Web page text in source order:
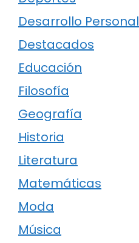
Desarrollo Personal
Destacados
Educación
Filosofía
Geografía
Historia
Literatura
Matemáticas
Moda
Música